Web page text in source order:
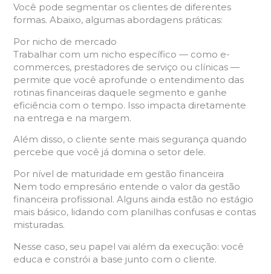
Você pode segmentar os clientes de diferentes
formas. Abaixo, algumas abordagens práticas:
Por nicho de mercado
Trabalhar com um nicho específico — como e-
commerces, prestadores de serviço ou clínicas —
permite que você aprofunde o entendimento das
rotinas financeiras daquele segmento e ganhe
eficiência com o tempo. Isso impacta diretamente
na entrega e na margem.
Além disso, o cliente sente mais segurança quando
percebe que você já domina o setor dele.
Por nível de maturidade em gestão financeira
Nem todo empresário entende o valor da gestão
financeira profissional. Alguns ainda estão no estágio
mais básico, lidando com planilhas confusas e contas
misturadas.
Nesse caso, seu papel vai além da execução: você
educa e constrói a base junto com o cliente.